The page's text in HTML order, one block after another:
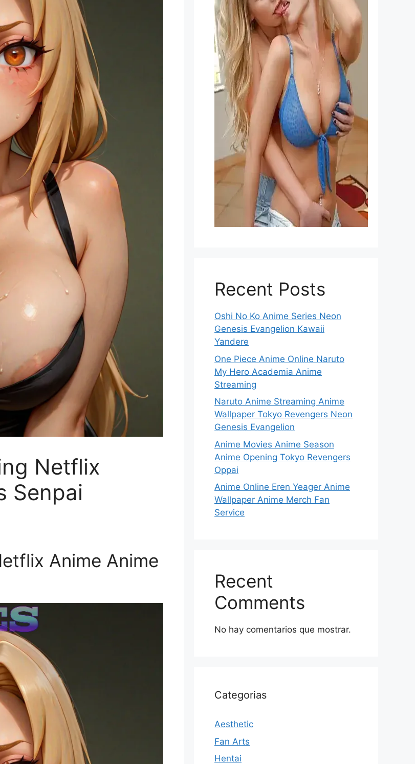
Netflix
Senpai
Anime Anime
Recent Posts
Oshi No Ko Anime Series Neon
Genesis Evangelion Kawaii
Yandere
One Piece Anime Online Naruto
My Hero Academia Anime
Streaming
Naruto Anime Streaming Anime
Wallpaper Tokyo Revengers Neon
Genesis Evangelion
Anime Movies Anime Season
Anime Opening Tokyo Revengers
Oppai
Anime Online Eren Yeager Anime
Wallpaper Anime Merch Fan
Service
Recent
Comments
No hay comentarios que mostrar.
Categorias
Aesthetic
Fan Arts
Hentai